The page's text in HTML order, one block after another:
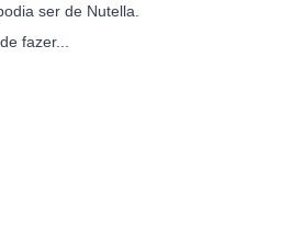
ser de Nutella.
fazer...